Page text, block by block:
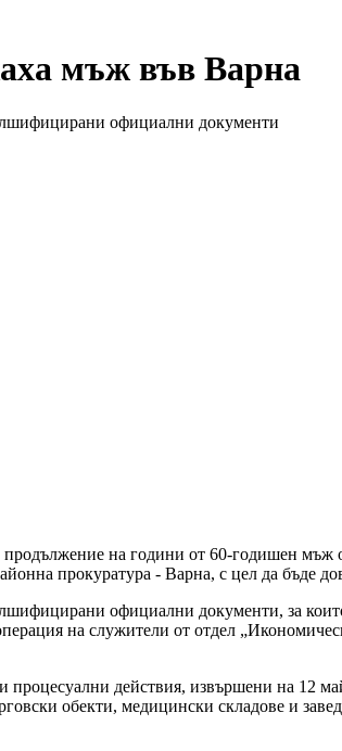
мъж във Варна
официални документи
на години от 60-годишен мъж
прокуратура - Варна, с цел да бъде
официални документи, за
на служители от отдел
действия, извършени на 12
обекти, медицински складове и